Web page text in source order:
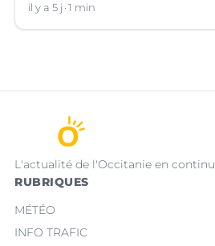
il y a 5 j 1 min
L'actualité de l'Occitanie en continu
RUBRIQUES
MÉTÉO
INFO TRAFIC